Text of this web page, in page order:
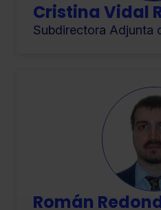
Cristina Vidal
Subdirectora Adjunta
Román